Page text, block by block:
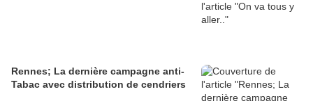
Rennes; La dernière campagne anti-
Tabac avec distribution de cendriers